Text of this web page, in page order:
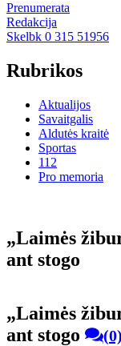
Prenumerata
Redakcija
Skelbk 0 315 51956
Rubrikos
Aktualijos
Savaitgalis
Aldutės kraitė
Sportas
112
Pro memoria
„Laimės
ant stogo
„Laimės
ant stogo
(0)